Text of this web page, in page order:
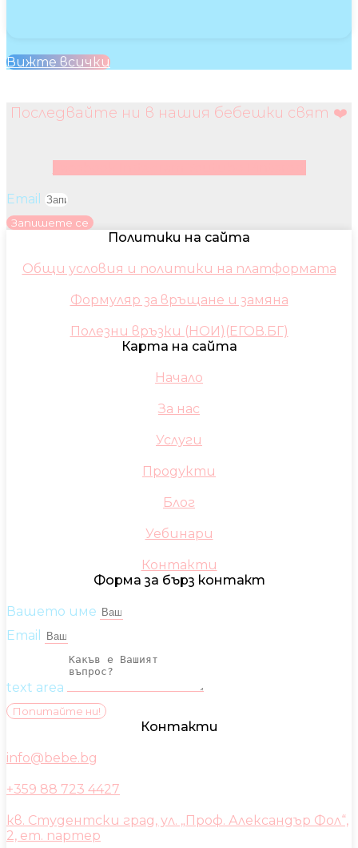
Вижте всички
Последвайте ни в нашия бебешки свят ❤️
Email
Запишете се
Политики на сайта
Общи условия и политики на платформата
Формуляр за връщане и замяна
Полезни връзки (НОИ)(ЕГОВ.БГ)
Карта на сайта
Начало
За нас
Услуги
Продукти
Блог
Уебинари
Контакти
Форма за бърз контакт
Вашето име
Email
text area
Попитайте ни!
Контакти
info@bebe.bg
+359 88 723 4427
кв. Студентски град, ул. „Проф. Александър Фол“,
2, ет. партер